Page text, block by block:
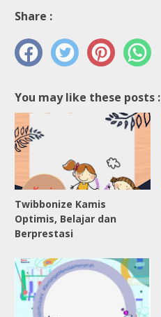
Share :
You may like these posts :
Twibbonize Kamis
Optimis, Belajar dan
Berprestasi